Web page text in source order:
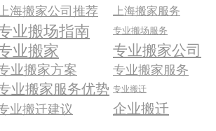
海搬家公司推荐 上海搬家服务
业搬场指南 专业搬场服务
业搬家 专业搬家公司
业搬家方案 专业搬家服务
业搬家服务优势 专业搬迁
业搬迁建议 企业搬迁